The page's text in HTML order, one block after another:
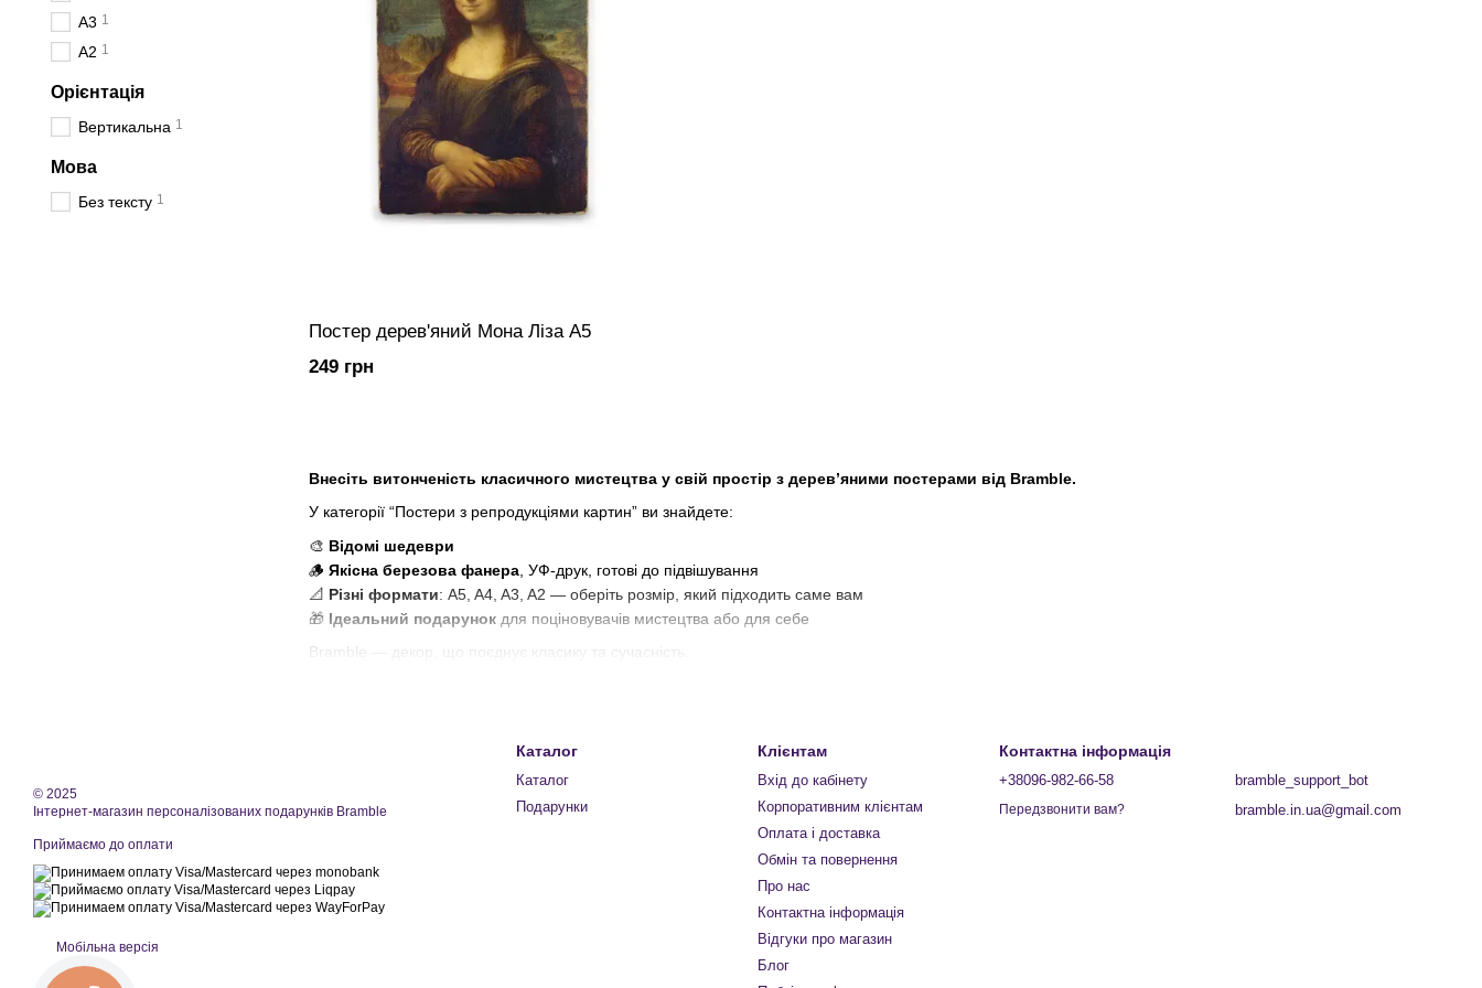
Внесіть витонченість класичного мистецтва у свій простір з дерев’яними постерами від Bramble.
У категорії “Постери з репродукціями картин” ви знайдете:
🎨 Відомі шедеври
🪵 Якісна березова фанера , УФ-друк, готові до підвішування
📐 Різні формати: A5, A4, A3, A2 — оберіть розмір, який підходить саме вам
🎁 Ідеальний подарунок для поціновувачів мистецтва або для себе
Bramble — декор, що поєднує класику та сучасність.
Постер дерев'яний Мона Ліза А5
249 грн
А3 1
А2 1
Орієнтація
Вертикальна 1
Мова
Без тексту 1
© 2025
Інтернет-магазин персоналізованих подарунків Bramble
Приймаємо до оплати
Мобільна версія
Каталог
Каталог
Подарунки
Клієнтам
Вхід до кабінету
Корпоративним клієнтам
Оплата і доставка
Обмін та повернення
Про нас
Контактна інформація
Відгуки про магазин
Блог
Контактна інформація
+38096-982-66-58
Передзвонити вам?
bramble_support_bot
bramble.in.ua@gmail.com